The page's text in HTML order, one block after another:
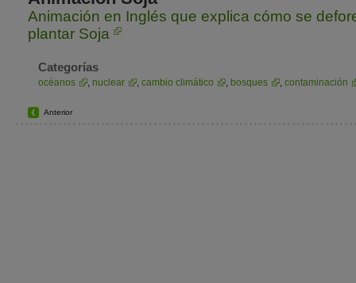
Animación en Inglés que explica cómo se
plantar Soja
Categorías
océanos , nuclear , cambio climático , bosques , contaminación
Anterior